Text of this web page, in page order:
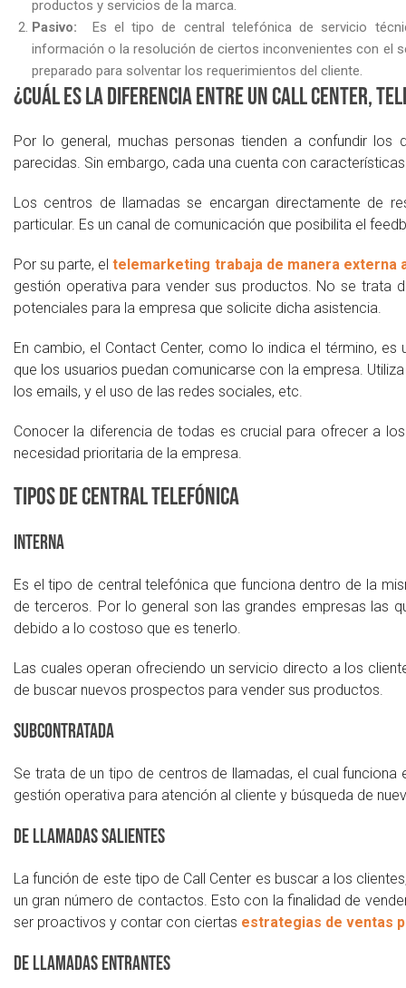
productos y servicios de la marca.
Pasivo:
Es el tipo de central telefónica de servicio
información o la resolución de ciertos inconvenientes con el
preparado para solventar los requerimientos del cliente.
¿Cuál es la diferencia entre un Call Center,
Por lo general, muchas personas tienden a confundir
parecidas. Sin embargo, cada una cuenta con
Los centros de llamadas se encargan directamente de
particular. Es un canal de comunicación que posibilita el
Por su parte, eltelemarketing trabaja de manera externa
gestión operativa para vender sus productos. No se trata
potenciales para la empresa que solicite dicha asistencia.
En cambio, el Contact Center, como lo indica el término,
que los usuarios puedan comunicarse con la empresa.
los emails, y el uso de las redes sociales, etc.
Conocer la diferencia de todas es crucial para ofrecer a
necesidad prioritaria de la empresa.
Tipos de central telefónica
Interna
Es el tipo de central telefónica que funciona dentro de la
de terceros. Por lo general son las grandes empresas las
debido a lo costoso que es tenerlo.
Las cuales operan ofreciendo un servicio directo a los
de buscar nuevos prospectos para vender sus productos.
Subcontratada
Se trata de un tipo de centros de llamadas, el cual
gestión operativa para atención al cliente y búsqueda de
De llamadas salientes
La función de este tipo de Call Center es buscar a los
un gran número de contactos. Esto con la finalidad de
ser proactivos y contar con ciertas estrategias de ventas
De llamadas entrantes